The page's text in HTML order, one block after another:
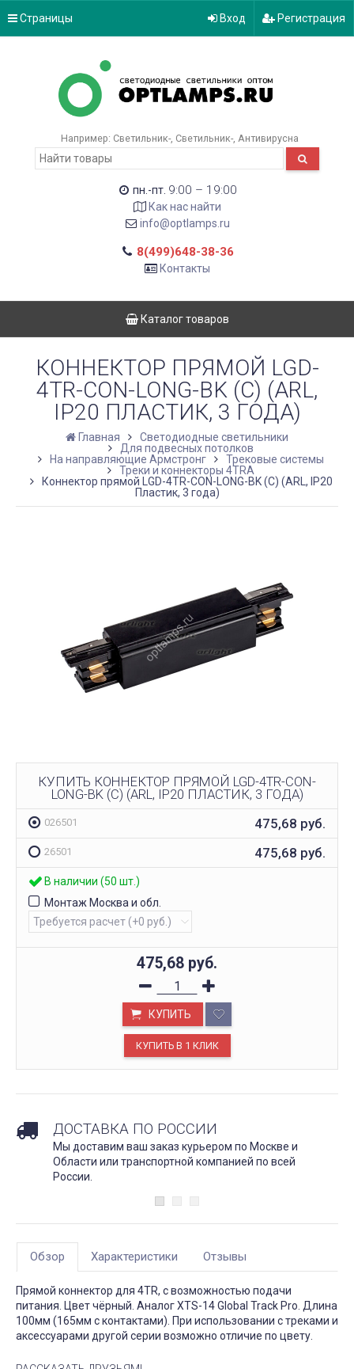
Страницы Вход Регистрация
Например: Светильник- Светильник- Антивирусна
пн.-пт. 9:00 – 19:00
Как нас найти
info@optlamps.ru
8(499)648-38-36
Контакты
Каталог товаров
КОННЕКТОР ПРЯМОЙ LGD-
4TR-CON-LONG-BK (C) (ARL,
IP20 ПЛАСТИК, 3 ГОДА)
Главная
Светодиодные светильники
Для подвесных потолков
На направляющие Армстронг
Трековые системы
Треки и коннекторы 4TRA
Коннектор прямой LGD-4TR-CON-LONG-BK (C) (ARL, IP20
Пластик, 3 года)
КУПИТЬ КОННЕКТОР ПРЯМОЙ LGD-4TR-CON-
LONG-BK (C) (ARL, IP20 ПЛАСТИК, 3 ГОДА)
026501 475,68 руб.
26501 475,68 руб.
В наличии (50 шт.)
Монтаж Москва и обл.
475,68 руб.
КУПИТЬ
ДОСТАВКА ПО РОССИИ
Мы доставим ваш заказ курьером по Москве и
Области или транспортной компанией по всей
России.
Обзор Характеристики Отзывы
Прямой коннектор для 4TR, с возможностью подачи
питания. Цвет чёрный. Аналог XTS-14 Global Track Pro. Длина
100мм (165мм с контактами). При использовании с треками и
аксессуарами другой серии возможно отличие по цвету.